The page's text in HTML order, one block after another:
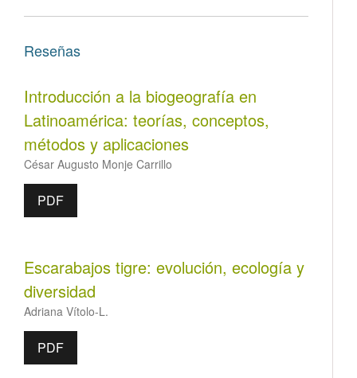
Reseñas
Introducción a la biogeografía en
Latinoamérica: teorías, conceptos,
métodos y aplicaciones
César Augusto Monje Carrillo
PDF
Escarabajos tigre: evolución, ecología y
diversidad
Adriana Vítolo-L.
PDF